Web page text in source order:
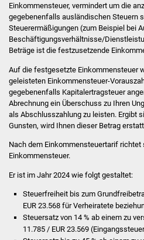
Einkommensteuer, vermindert um die
gegebenenfalls ausländischen Steuern
Steuerermäßigungen (zum Beispiel bei
Beschäftigungsverhältnisse/
Beträge ist die festzusetzende
Auf die festgesetzte Einkommensteuer
geleisteten Einkommensteuer-
gegebenenfalls Kapitalertragsteuer
Abrechnung ein Überschuss zu Ihren
als Abschlusszahlung zu leisten. Ergibt
Gunsten, wird Ihnen dieser Betrag
Nach dem Einkommensteuertarif richtet
Einkommensteuer.
Er ist im Jahr 2024 wie folgt gestaltet:
Steuerfreiheit bis zum
EUR 23.568 für Verheiratete
Steuersatz von 14 % ab einem zu
11.785 / EUR 23.569